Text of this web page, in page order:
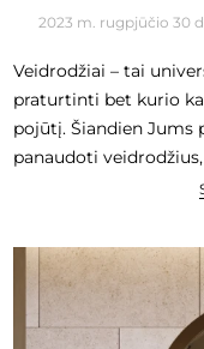
2023 m. rugpjūčio 30
Veidrodžiai – tai
praturtinti bet kurio
pojūtį. Šiandien Jums
panaudoti
dekoro, tiek funkcinį